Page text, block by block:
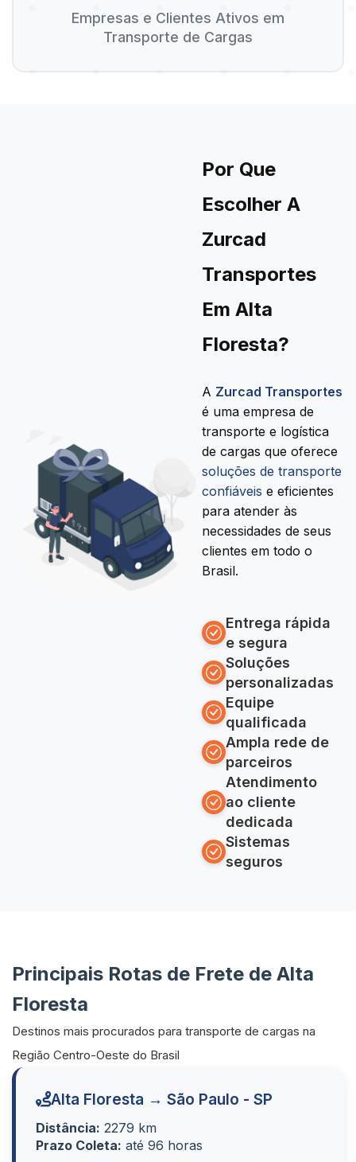
Empresas e Clientes Ativos em
Transporte de Cargas
Por Que
Escolher A
Zurcad
Transportes
Em Alta
Floresta?
A Zurcad Transportes
é uma empresa de
transporte e logística
de cargas que oferece
soluções de transporte
confiáveis e eficientes
para atender às
necessidades de seus
clientes em todo o
Brasil.
Entrega rápida
e segura
Soluções
personalizadas
Equipe
qualificada
Ampla rede de
parceiros
Atendimento
ao cliente
dedicada
Sistemas
seguros
Principais Rotas de Frete de Alta
Floresta
Destinos mais procurados para transporte de cargas na
Região Centro-Oeste do Brasil
Alta Floresta → São Paulo - SP
Distância: 2279 km
Prazo Coleta: até 96 horas